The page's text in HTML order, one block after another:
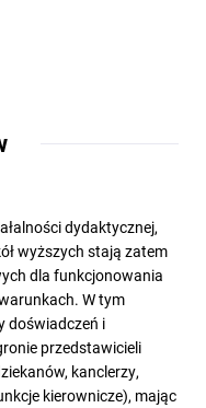
dydaktycznej,
wyższych stają zatem
dla funkcjonowania
W tym
doświadczeń i
przedstawicieli
kanclerzy,
kierownicze), mając